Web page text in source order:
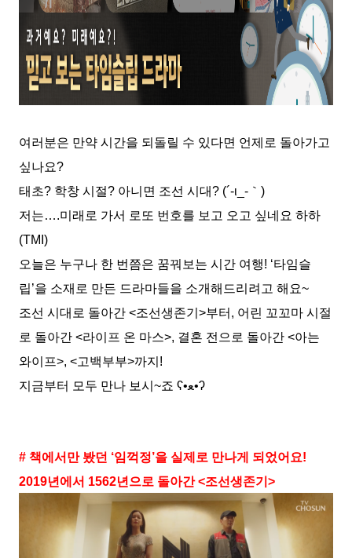
여러분은 만약 시간을 되돌릴 수 있다면 언제로 돌아가고
싶나요?
태초? 학창 시절? 아니면 조선 시대? (´-ι_-｀)
저는….미래로 가서 로또 번호를 보고 오고 싶네요 하하
(TMI)
오늘은 누구나 한 번쯤은 꿈꿔보는 시간 여행! ‘타임슬
립’을 소재로 만든 드라마들을 소개해드리려고 해요~
조선 시대로 돌아간 <조선생존기>부터, 어린 꼬꼬마 시절
로 돌아간 <라이프 온 마스>, 결혼 전으로 돌아간 <아는
와이프>, <고백부부>까지!
지금부터 모두 만나 보시~죠 ʕ•ﻌ•ʔ
# 책에서만 봤던 ‘임꺽정’을 실제로 만나게 되었어요!
2019년에서 1562년으로 돌아간 <조선생존기>